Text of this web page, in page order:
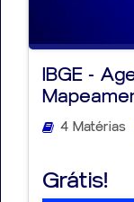
IBGE -
4 Matérias
Grátis!